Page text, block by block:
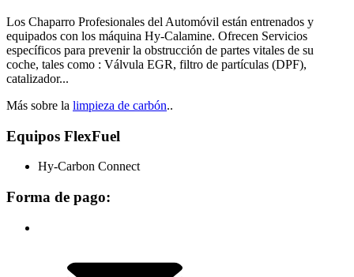
Los Chaparro Profesionales del Automóvil están entrenados y
equipados con los máquina Hy-Calamine. Ofrecen Servicios
específicos para prevenir la obstrucción de partes vitales de su
coche, tales como : Válvula EGR, filtro de partículas (DPF),
catalizador...
Más sobre la limpieza de carbón..
Equipos FlexFuel
Hy-Carbon Connect
Forma de pago: